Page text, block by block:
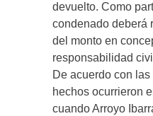
devuelto. Como
condenado deberá
del monto en
responsabilidad
De acuerdo con
hechos ocurrieron
cuando Arroyo